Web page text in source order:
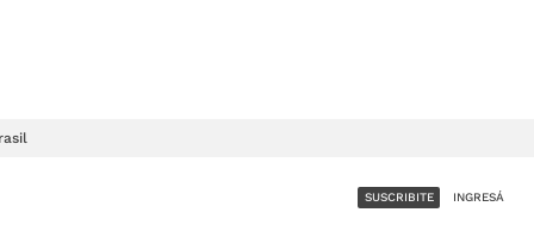
SUSCRIBITE INGRESÁ